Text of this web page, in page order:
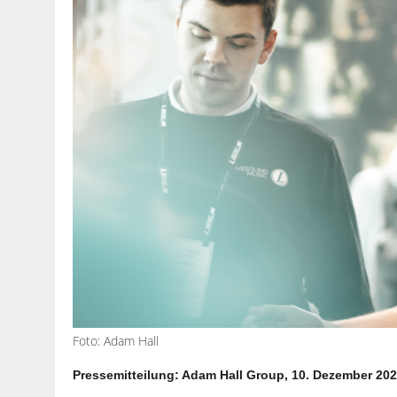
Foto: Adam Hall
Pressemitteilung: Adam Hall Group, 10. Dezember